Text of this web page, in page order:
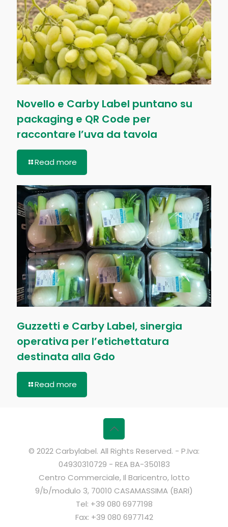
Novello e Carby Label puntano su
packaging e QR Code per
raccontare l’uva da tavola
Read more
Guzzetti e Carby Label, sinergia
operativa per l’etichettatura
destinata alla Gdo
Read more
© 2022 Carbylabel. All Rights Reserved. - P.Iva:
04930310729 - REA BA-350183
Centro Commerciale, Il Baricentro, lotto
9/b/modulo 3, 70010 CASAMASSIMA (BARI)
Tel: +39 080 6977198
Fax: +39 080 6977142